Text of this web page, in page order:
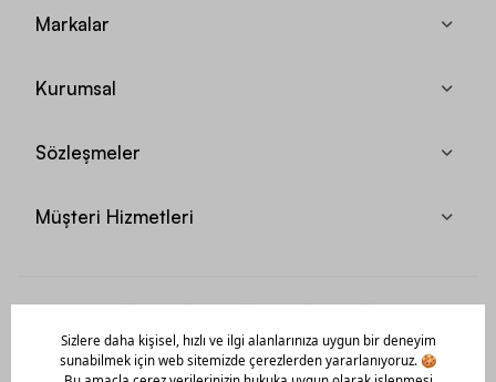
Markalar
Kurumsal
Sözleşmeler
Müşteri Hizmetleri